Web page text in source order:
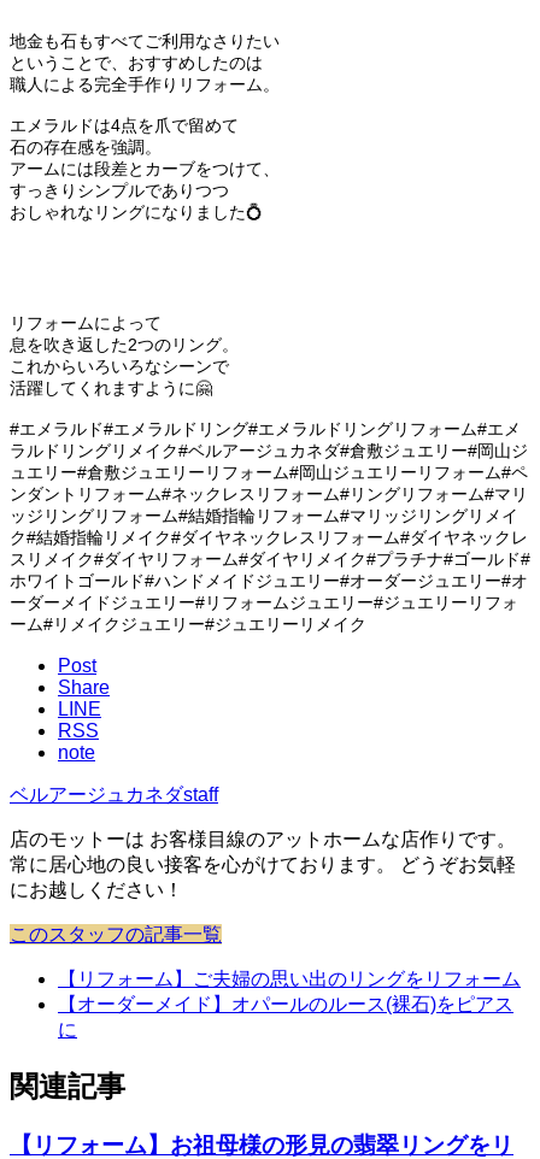
地金も石もすべてご利用なさりたい
ということで、おすすめしたのは
職人による完全手作りリフォーム。
エメラルドは4点を爪で留めて
石の存在感を強調。
アームには段差とカーブをつけて、
すっきりシンプルでありつつ
おしゃれなリングになりました💍
リフォームによって
息を吹き返した2つのリング。
これからいろいろなシーンで
活躍してくれますように🤗
#エメラルド#エメラルドリング#エメラルドリングリフォーム#エメ
ラルドリングリメイク#ベルアージュカネダ#倉敷ジュエリー#岡山ジ
ュエリー#倉敷ジュエリーリフォーム#岡山ジュエリーリフォーム#ペ
ンダントリフォーム#ネックレスリフォーム#リングリフォーム#マリ
ッジリングリフォーム#結婚指輪リフォーム#マリッジリングリメイ
ク#結婚指輪リメイク#ダイヤネックレスリフォーム#ダイヤネックレ
スリメイク#ダイヤリフォーム#ダイヤリメイク#プラチナ#ゴールド#
ホワイトゴールド#ハンドメイドジュエリー#オーダージュエリー#オ
ーダーメイドジュエリー#リフォームジュエリー#ジュエリーリフォ
ーム#リメイクジュエリー#ジュエリーリメイク
Post
Share
LINE
RSS
note
ベルアージュカネダstaff
店のモットーは お客様目線のアットホームな店作りです。
常に居心地の良い接客を心がけております。 どうぞお気軽
にお越しください！
このスタッフの記事一覧
【リフォーム】ご夫婦の思い出のリングをリフォーム
【オーダーメイド】オパールのルース(裸石)をピアス
に
関連記事
【リフォーム】お祖母様の形見の翡翠リングをリ